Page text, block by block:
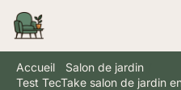
Aller
contenu
Accueil
Salon de jardin
Test TecTake salon de jardin
Rechercher